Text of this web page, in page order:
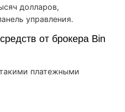
долларов,
управления.
от брокера Bin
платежными